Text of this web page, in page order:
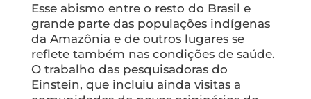
Esse abismo entre o resto do Brasil e
grande parte das populações indígenas
da Amazônia e de outros lugares se
reflete também nas condições de saúde.
O trabalho das pesquisadoras do
Einstein, que incluiu ainda visitas a